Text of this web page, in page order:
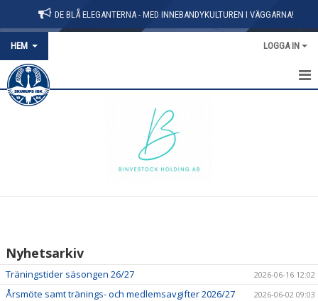
DE BLÅ ELEGANTERNA - MED INNEBANDYKULTUREN I VÄGGARNA!
HEM LOGGA IN
HEM
MATCHER
PARTNERS
Nyhetsarkiv
Träningstider säsongen 26/27 2026-06-16 12:02
Årsmöte samt tränings- och medlemsavgifter 2026/27 2026-06-02 09:03